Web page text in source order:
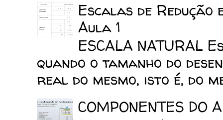
Escalas de
Aula 1
ESCALA
quando o tamanho do
real do mesmo, isto é, do
COMPONENTES DO